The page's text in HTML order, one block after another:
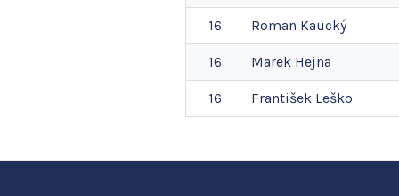
16 Roman Kaucký
16 Marek Hejna
16 František Leško